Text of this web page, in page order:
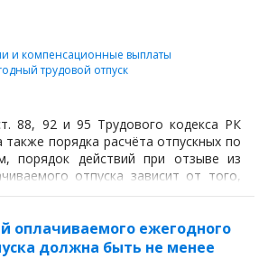
и компенсационные выплаты
трудовой отпуск
88, 92 и 95 Трудового кодекса РК
порядка расчёта отпускных по
порядок действий при отзыве из
отпуска зависит от того,
использовать
оплачиваемого ежегодного
должна быть не менее